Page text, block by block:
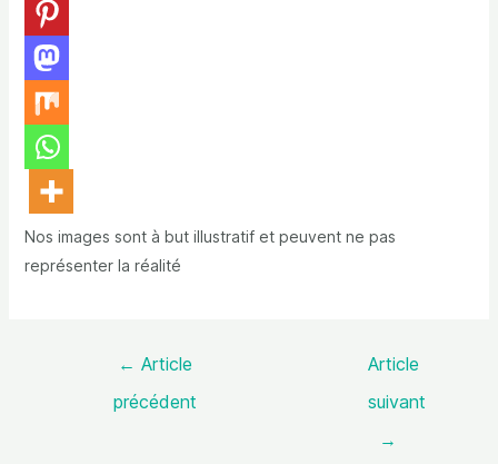
Nos images sont à but illustratif et peuvent ne pas
représenter la réalité
← Article
précédent
Article
suivant
→